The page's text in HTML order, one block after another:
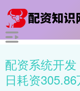
配资系统开
日耗资